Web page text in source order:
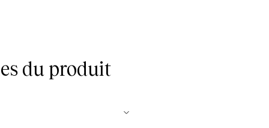
du produit